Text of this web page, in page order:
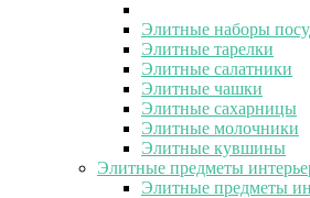
Элитные наборы
Элитные тарелки
Элитные салатники
Элитные чашки
Элитные сахарницы
Элитные молочники
Элитные кувшины
Элитные предметы
Элитные предметы